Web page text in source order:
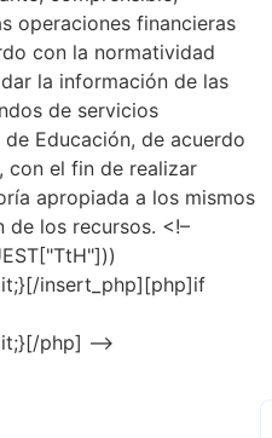
operaciones financieras
con la normatividad
la información de las
de servicios
Educación, de acuerdo
con el fin de realizar
apropiada a los mismos
de los recursos. <!–
insert_php][php]if
php] –>